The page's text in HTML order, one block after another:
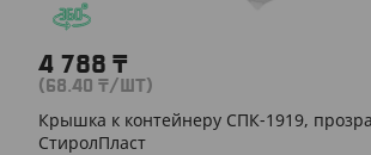
4 788 ₸
(68.40 ₸/ШТ)
Крышка к контейнеру СПК-1919,
СтиролПласт